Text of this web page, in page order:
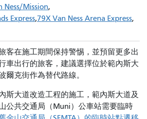
Ness/Mission
Express 79X Van Ness Arena Express
客在施工期間保持警惕，並預留更多出
車出行的旅客，建議選擇位於範內斯大
爾克街作為替代路線。
斯大道改造工程的施工，範內斯大道及
公共交通局（Muni）公車站需要臨時